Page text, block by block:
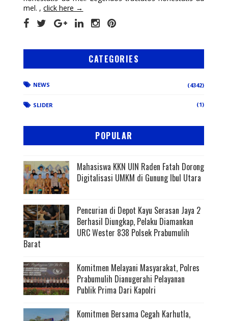
mel. ,click here →
CATEGORIES
NEWS (4342)
SLIDER (1)
POPULAR
Mahasiswa KKN UIN Raden Fatah Dorong
Digitalisasi UMKM di Gunung Ibul Utara
Pencurian di Depot Kayu Serasan Jaya 2
Berhasil Diungkap, Pelaku Diamankan
URC Wester 838 Polsek Prabumulih
Barat
Komitmen Melayani Masyarakat, Polres
Prabumulih Dianugerahi Pelayanan
Publik Prima Dari Kapolri
Komitmen Bersama Cegah Karhutla,